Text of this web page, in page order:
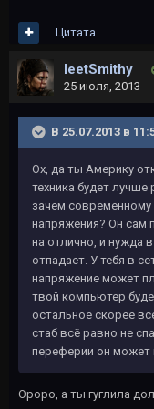
Цитата
leetSmithy
25 июля, 2013
В 25.07.2013 в
Ох, да ты Америку
техника будет
зачем современному
напряжения? Он сам
на отлично, и нужда
отпадает. У тебя в
напряжение может
твой компьютер
остальное скорее
стаб всё равно не
переферии он может
Ороро, а ты гуглила